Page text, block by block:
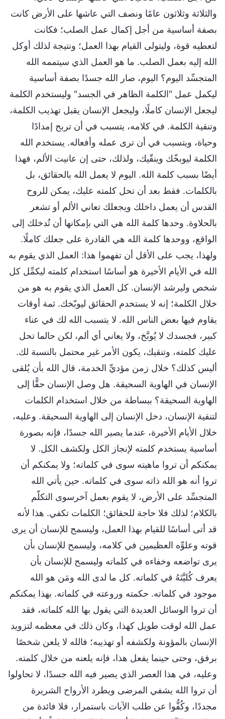
والثلاثة وثلاثون عامًا ونصف التي عاشها على الأرض كانت
بصفة أساسية من أجل إكمال عمل الصلب؛ فكانت
لتعطيه قوة، وليتولى القيام بهذا العمل؛ ونتيجة لذلك أوكل
الله إليه بعمل الصلب. ما هو العمل الذي سيتممه الله
المتجسِّد اليوم؟ اليوم، صار الله جسدًا بصفة أساسية
ليكمل عمل "الكلمة الظاهر في الجسد" وليستخدم الكلمة
ليجعل الإنسان كاملًا، وليجعل الإنسان يقبل تهذيب الكلمة،
وتنقية الكلمة. في كلامه، يتسبب في أن تربح إمدادًا
وحياة، ويتسبب في أن ترى عمله وأفعاله. يستخدم الله
الكلمة ليوبخّك وينقّيك، ولذلك، حتى إن عانيت الألم، فهذا
أيضًا بسبب كلمة الله. اليوم لا يعمل الله بالحقائق، بل
بالكلمات. فقط بعد أن تحل كلمته عليك، يمكن للروح
القدس أن يعمل داخلك ويجعلك تعاني الألم أو تشعر
بالحلاوة. وحدها كلمة الله هي التي بإمكانها أن تُدخلك إلى
الواقع، ووحدها كلمة الله هي القادرة على جعلك كاملًا.
ولهذا، يجب على الأقل أن تفهموا هذا: العمل الذي يقوم به
الله في الأيام الأخيرة هو أساسًا استخدام كلمته ليكمِّل كل
شخص وليرشد الإنسان. كل العمل الذي يقوم به هو من
خلال الكلمة؛ إنه لا يستخدم الحقائق ليوبّخك. ثمة أوقات
يقاوم فيها بعض الناس الله. لا يتسبب الله لك في عناء
كبير، فجسدك لا يُوبَّخ، ولا يعاني أي ألم، لكن حالما تحل
عليك كلمته، وتنقيك، يكون الأمر غير محتمل بالنسبة لك.
أليس كذلك؟ خلال زمن مؤديِّ الخدمة، قال الله بأن يُلقى
الإنسان في الهاوية السحيقة. هل وصل الإنسان حقًّا إلى
الهاوية السحيقة؟ ببساطة من خلال استخدام الكلمات
لتنقية الإنسان، دخل الإنسان إلى الهاوية السحيقة. وعليه،
خلال الأيام الأخيرة، عندما يصير الله جسدًا، فإنه بصورة
أساسية يستخدم كلمته لإنجاز الكل ولكشف الكل. لا
يمكنكم أن تروا ماهيته سوى في كلماته؛ ولا يمكنكم أن
تروا أنه هو الله ذاته سوى في كلماته. حين يأتي الله
المتجسِّد على الأرض، لا يقوم بعمل آخرسوى التكلّم
بالكلام؛ لذلك فلا حاجة للحقائق؛ الكلمات تكفي. هذا لأنه
قد أتى أساسًا للقيام بهذا العمل، وليسمح للإنسان أن يرى
قوته وعلوِّه العظيمين في كلامه، وليسمح للإنسان بأن
يرى تواضعه وخفاءه في كلماته وليسمح للإنسان بأن
يعرف كُليَّتَهُ في كلماته. كل ما لدى الله ومَن هو الله
موجود في كلماته. حكمته وروعته في كلماته. بهذا يمكنكم
أن تروا الوسائل العديدة التي يقول بها الله كلماته، فقد
عمل الله لوقت طويل كهذا، وكان ذلك في معظمه لتزويد
الإنسان بالمؤونة ولكشفه أو تهذيبه؛ فالله لا يلعن شخصًا
برفق، وحتى حينما يفعل هذا، فإنه يلعنه من خلال كلمته.
وعليه، في هذا العصر الذي يصير فيه الله جسدًا، لا تحاولوا
أن تروا الله يشفي المرضى ويطرد الأرواح الشريرة
مجددًا، وكُفُّوا عن طلب الآيات باستمرار، فلا فائدة من